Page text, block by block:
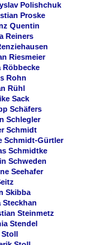
Polishchuk
Proske
Quentin
Reiners
Riesmeier
Röbbecke
Rohn
Rühl
Sack
Schäfers
Schlegler
Schmidt
Schmidt-Gürtler
Schmidtke
Schweden
Seehafer
Skibba
Steckhan
Steinmetz
Stendel
Stoll